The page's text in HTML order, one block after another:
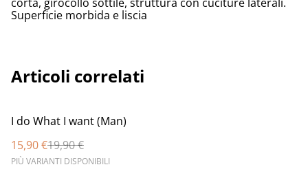
Superficie morbida e liscia
Articoli correlati
%
I do What I want (Man)
15,90 €19,90 €
PIÙ VARIANTI DISPONIBILI